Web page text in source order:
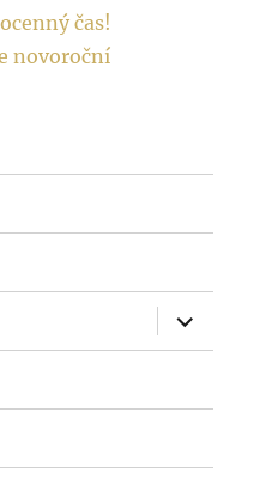
čas!
novoroční
Zobrazit
položky